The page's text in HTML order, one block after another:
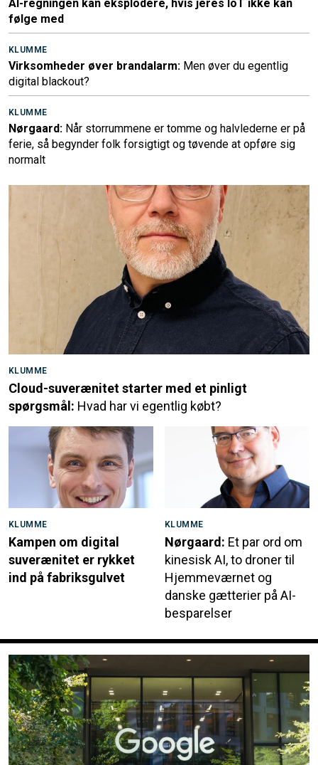
AI-regningen kan eksplodere, hvis jeres IoT ikke kan
følge med
KLUMME
Virksomheder øver brandalarm: Men øver du egentlig
digital blackout?
KLUMME
Nørgaard: Når storrummene er tomme og halvlederne er på
ferie, så begynder folk forsigtigt og tøvende at opføre sig
normalt
KLUMME
Cloud-suverænitet starter med et pinligt
spørgsmål: Hvad har vi egentlig købt?
KLUMME
Kampen om digital
suverænitet er rykket
ind på fabriksgulvet
KLUMME
Nørgaard: Et par ord om
kinesisk AI, to droner til
Hjemmeværnet og
danske gætterier på AI-
besparelser